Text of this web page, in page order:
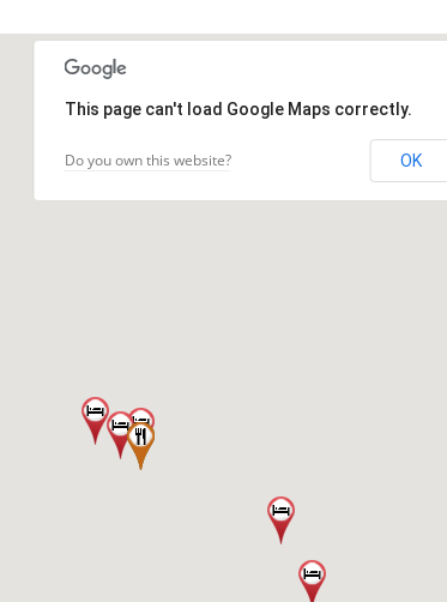
This page can't load Google Maps correctly.
Do you own this website? OK